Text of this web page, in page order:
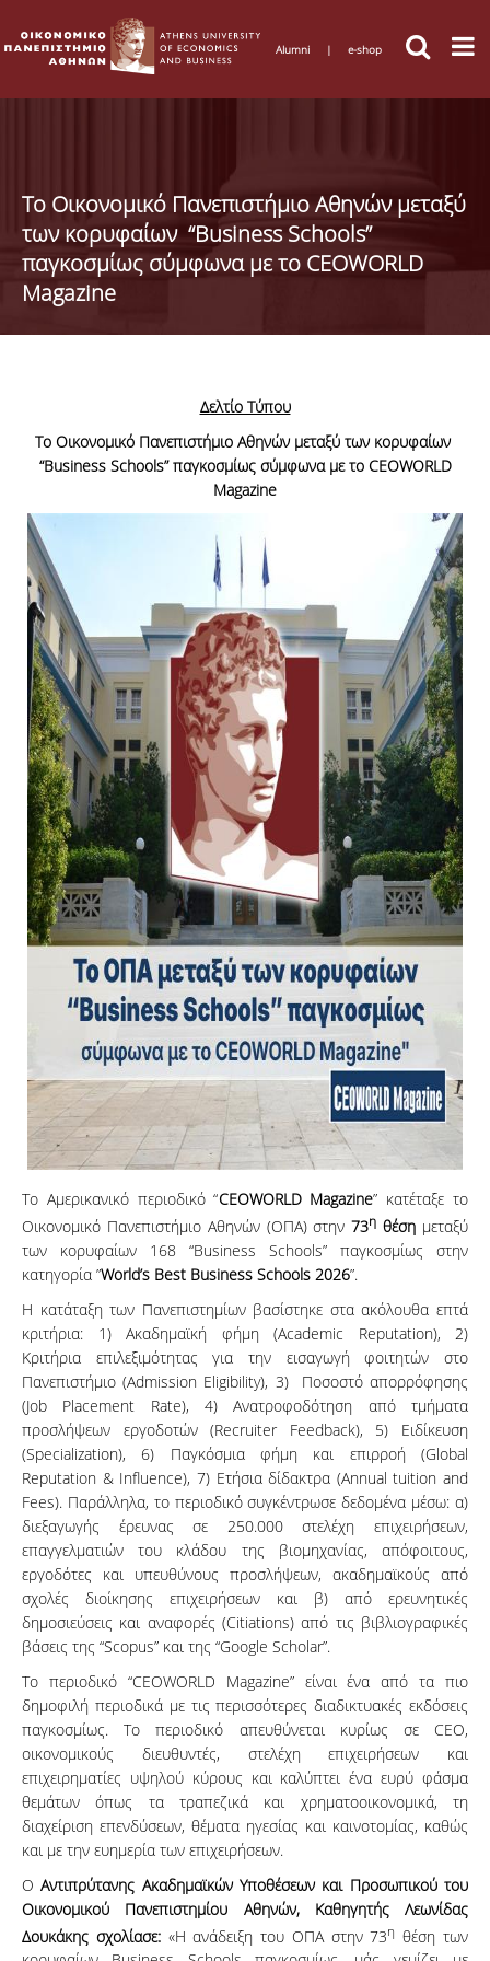
Alumni | e-shop
Το Οικονομικό Πανεπιστήμιο Αθηνών μεταξύ
των κορυφαίων “Business Schools”
παγκοσμίως σύμφωνα με το CEOWORLD
Magazine
Δελτίο Τύπου
Το Οικονομικό Πανεπιστήμιο Αθηνών μεταξύ των κορυφαίων
“Business Schools” παγκοσμίως σύμφωνα με το CEOWORLD
Magazine
Το Αμερικανικό περιοδικό “CEOWORLD Magazine” κατέταξε το
Οικονομικό Πανεπιστήμιο Αθηνών (ΟΠΑ) στην73η θέση μεταξύ
των κορυφαίων 168 “Business Schools” παγκοσμίως στην
κατηγορία ”World’s Best Business Schools 2026”.
Η κατάταξη των Πανεπιστημίων βασίστηκε στα ακόλουθα επτά
κριτήρια: 1) Ακαδημαϊκή φήμη (Academic Reputation), 2)
Κριτήρια επιλεξιμότητας για την εισαγωγή φοιτητών στο
Πανεπιστήμιο (Admission Eligibility), 3) Ποσοστό απορρόφησης
(Job Placement Rate), 4) Aνατροφοδότηση από τμήματα
προσλήψεων εργοδοτών (Recruiter Feedback), 5) Eιδίκευση
(Specialization), 6) Παγκόσμια φήμη και επιρροή (Global
Reputation & Influence), 7) Ετήσια δίδακτρα (Annual tuition and
Fees). Παράλληλα, το περιοδικό συγκέντρωσε δεδομένα μέσω: α)
διεξαγωγής έρευνας σε 250.000 στελέχη επιχειρήσεων,
επαγγελματιών του κλάδου της βιομηχανίας, απόφοιτους,
εργοδότες και υπευθύνους προσλήψεων, ακαδημαϊκούς από
σχολές διοίκησης επιχειρήσεων και β) από ερευνητικές
δημοσιεύσεις και αναφορές (Citiations) από τις βιβλιογραφικές
βάσεις της “Scopus” και της “Google Scholar”.
Το περιοδικό “CEOWORLD Magazine” είναι ένα από τα πιο
δημοφιλή περιοδικά με τις περισσότερες διαδικτυακές εκδόσεις
παγκοσμίως. Το περιοδικό απευθύνεται κυρίως σε CEO,
οικονομικούς διευθυντές, στελέχη επιχειρήσεων και
επιχειρηματίες υψηλού κύρους και καλύπτει ένα ευρύ φάσμα
θεμάτων όπως τα τραπεζικά και χρηματοοικονομικά, τη
διαχείριση επενδύσεων, θέματα ηγεσίας και καινοτομίας, καθώς
και με την ευημερία των επιχειρήσεων.
ΟΑντιπρύτανης Ακαδημαϊκών Υποθέσεων και Προσωπικού του
Οικονομικού Πανεπιστημίου Αθηνών, Καθηγητής Λεωνίδας
Δουκάκης σχολίασε: «Η ανάδειξη του ΟΠΑ στην 73η θέση των